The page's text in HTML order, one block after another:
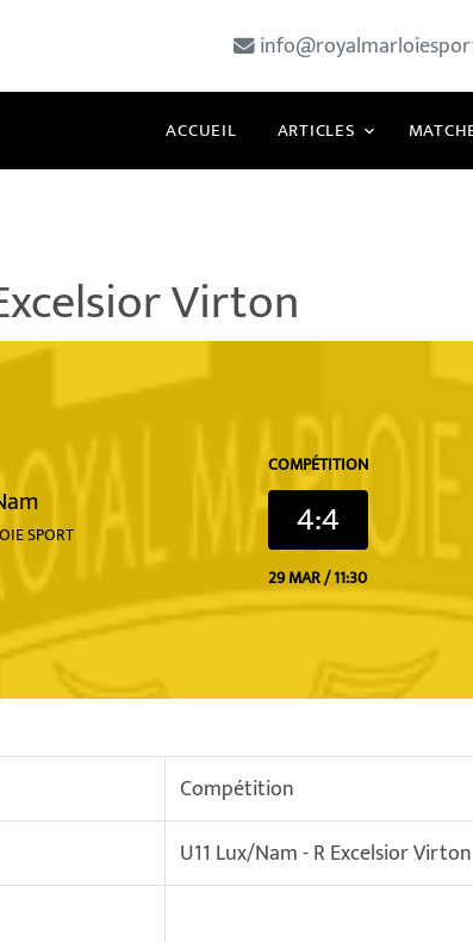
ACCUEIL ARTICLES
Virton
SPORT
COMPÉTITION
4:4
29 MAR / 11:30
Compétition
U11 Lux/Nam - R Excelsior Virton